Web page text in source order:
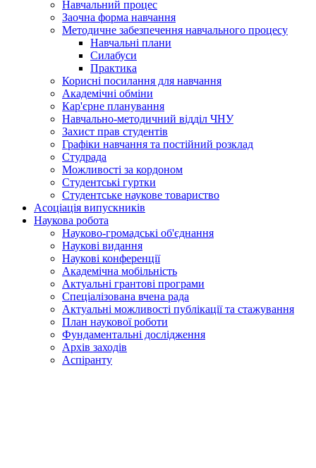
Навчальний процес
Заочна форма навчання
Методичне забезпечення навчального процесу
Навчальні плани
Силабуси
Практика
Корисні посилання для навчання
Академічні обміни
Кар'єрне планування
Навчально-методичний відділ ЧНУ
Захист прав студентів
Графіки навчання та постійний розклад
Студрада
Можливості за кордоном
Студентські гуртки
Студентське наукове товариство
Асоціація випускників
Наукова робота
Науково-громадські об'єднання
Наукові видання
Наукові конференції
Академічна мобільність
Актуальні грантові програми
Спеціалізована вчена рада
Актуальні можливості публікації та стажування
План наукової роботи
Фундаментальні дослідження
Архів заходів
Аспіранту